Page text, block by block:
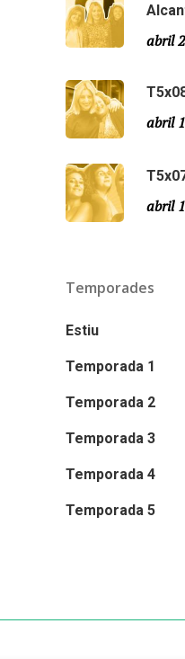
abril
abril
abril
Temporades
Estiu
Temporada 1
Temporada 2
Temporada 3
Temporada 4
Temporada 5